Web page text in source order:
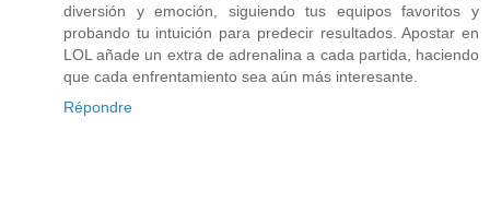
diversión y emoción, siguiendo tus equipos favoritos y
probando tu intuición para predecir resultados. Apostar en
LOL añade un extra de adrenalina a cada partida, haciendo
que cada enfrentamiento sea aún más interesante.
Répondre